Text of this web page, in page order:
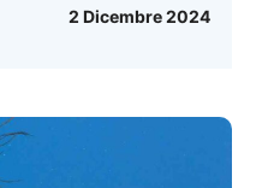
2 Dicembre 2024